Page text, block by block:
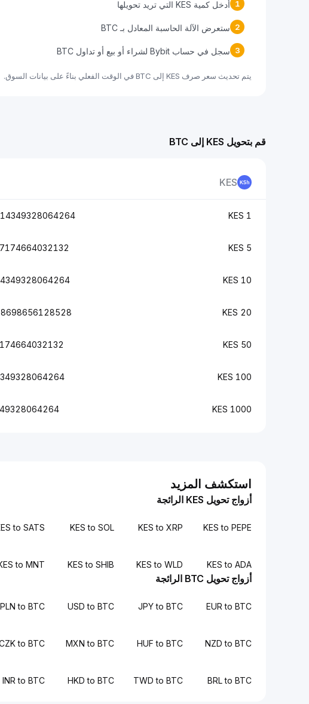
1 أدخل كمية KES التي تريد تحويلها
2 ستعرض الآلة الحاسبة المعادل بـ BTC
3 سجل في حساب Bybit لشراء أو بيع أو تداول BTC
يتم تحديث سعر صرف KES إلى BTC في الوقت الفعلي بناءً على بيانات السوق.
قم بتحويل KES إلى BTC
KES
1 KES
BTC
5 KES
BTC
10 KES
BTC
20 KES
BTC
50 KES
BTC
100 KES
BTC
1000 KES
BTC
استكشف المزيد
أزواج تحويل KES الرائجة
KES to PEPE
KES to XRP
KES to SOL
to SATS
KES to ADA
KES to WLD
KES to SHIB
to MNT
أزواج تحويل BTC الرائجة
EUR to BTC
JPY to BTC
USD to BTC
PLN to BTC
NZD to BTC
HUF to BTC
MXN to BTC
to BTC
BRL to BTC
TWD to BTC
HKD to BTC
INR to BTC